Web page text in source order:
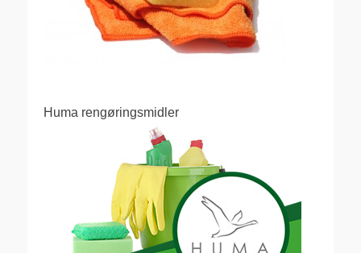
Huma rengøringsmidler